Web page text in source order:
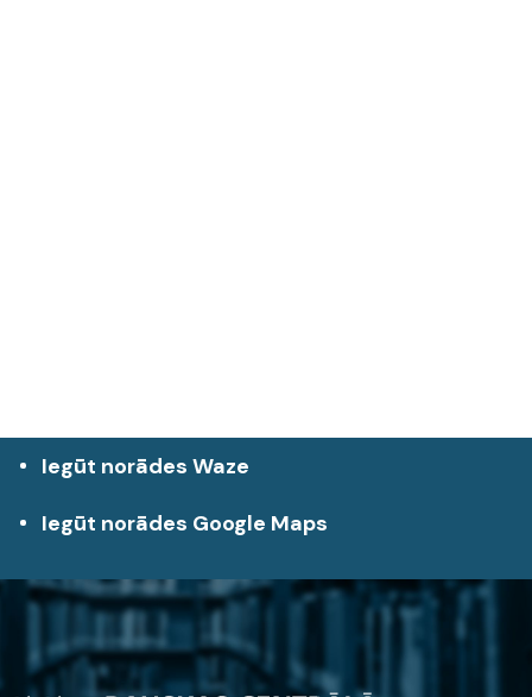
Iegūt norādes Waze
Iegūt norādes Google Maps